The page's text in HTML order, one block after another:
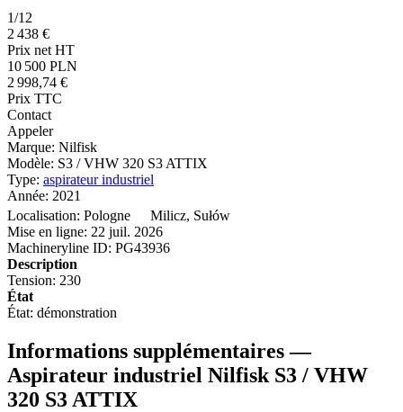
1/12
2 438 €
Prix net HT
10 500 PLN
2 998,74 €
Prix TTC
Contact
Appeler
Marque: Nilfisk
Modèle: S3 / VHW 320 S3 ATTIX
Type: aspirateur industriel
Année: 2021
Localisation: Pologne
Milicz, Sułów
Mise en ligne: 22 juil. 2026
Machineryline ID: PG43936
Description
Tension: 230
État
État: démonstration
Informations supplémentaires —
Aspirateur industriel Nilfisk S3 / VHW
320 S3 ATTIX